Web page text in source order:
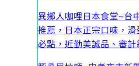
異鄉人咖哩日本食堂~台
推薦，日本正宗口味，滑
必點，近勤美誠品、審計